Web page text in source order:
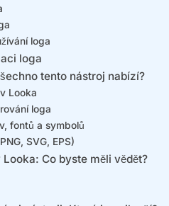
loga
loga
tento nástroj nabízí?
Looka
loga
fontů a symbolů
SVG, EPS)
Co byste měli vědět?